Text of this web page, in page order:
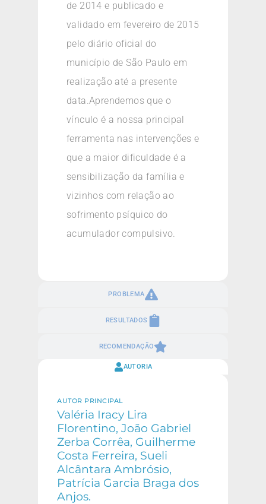
PROBLEMA
RESULTADOS
RECOMENDAÇÃO
de 2014 e publicado e
validado em fevereiro de 2015
pelo diário oficial do
município de São Paulo em
realização até a presente
data.Aprendemos que o
vínculo é a nossa principal
ferramenta nas intervenções e
que a maior dificuldade é a
sensibilização da família e
vizinhos com relação ao
sofrimento psíquico do
acumulador compulsivo.
AUTORIA
AUTOR PRINCIPAL
Valéria Iracy Lira
Florentino, João Gabriel
Zerba Corrêa, Guilherme
Costa Ferreira, Sueli
Alcântara Ambrósio,
Patrícia Garcia Braga dos
Anjos.